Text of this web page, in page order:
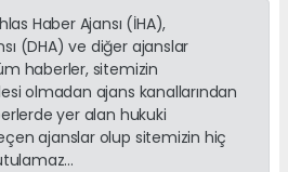
Haber Ajansı (İHA),
(DHA) ve diğer ajanslar
haberler, sitemizin
olmadan ajans kanallarından
yer alan hukuki
ajanslar olup sitemizin hiç